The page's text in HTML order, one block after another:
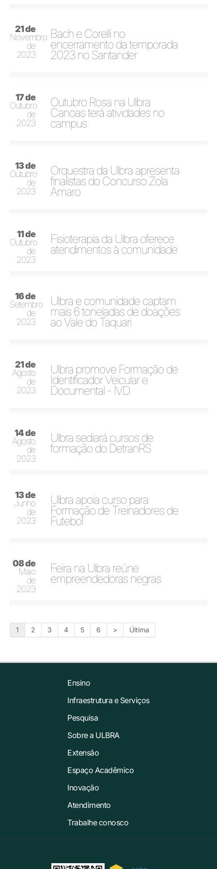
21 de
Novembro
de
2023
Bach e Corelli no
encerramento da temporada
2023 no Santander
17 de
Outubro
de
2023
Outubro Rosa na Ulbra
Canoas terá atividades no
campus
13 de
Outubro
de
2023
Orquestra da Ulbra apresenta
finalistas do Concurso Zola
Amaro
11 de
Outubro
de
2023
Fisioterapia da Ulbra oferece
atendimentos à comunidade
16 de
Setembro
de
2023
Ulbra e comunidade captam
mais 6 toneladas de doações
ao Vale do Taquari
21 de
Agosto
de
2023
Ulbra promove Formação de
Identificador Veicular e
Documental - IVD
14 de
Agosto
de
2023
Ulbra sediará cursos de
formação do DetranRS
13 de
Junho
de
2023
Ulbra apoia curso para
Formação de Treinadores de
Futebol
08 de
Maio
de
2023
Feira na Ulbra reúne
empreendedoras negras
1 2 3 4 5 6 > Última
Ensino
Infraestrutura e Serviços
Pesquisa
Sobre a ULBRA
Extensão
Espaço Acadêmico
Inovação
Atendimento
Trabalhe conosco